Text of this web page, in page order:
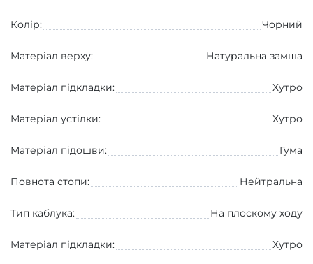
Колір: Чорний
Матеріал верху: Натуральна замша
Матеріал підкладки: Хутро
Матеріал устілки: Хутро
Матеріал підошви: Гума
Повнота стопи: Нейтральна
Тип каблука: На плоскому ходу
Матеріал підкладки: Хутро